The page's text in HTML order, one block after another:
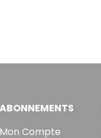
ABONNEMENTS
Mon Compte